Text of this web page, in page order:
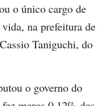
o único cargo de
na prefeitura de
Taniguchi, do
o governo do